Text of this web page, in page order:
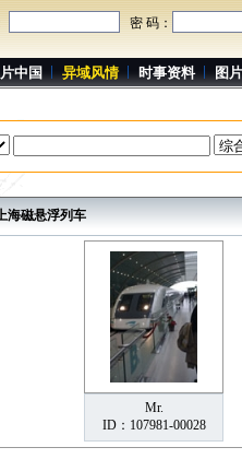
密 码：
中国 异域风情 时事资料 图
海磁悬浮列车
Mr.
ID：107981-00028